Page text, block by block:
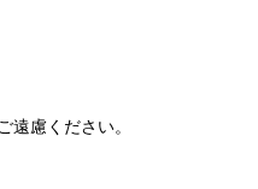
遠慮ください。